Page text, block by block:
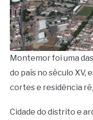
Montemor foi uma
do país no século XV,
cortes e residência
Cidade do distrito e